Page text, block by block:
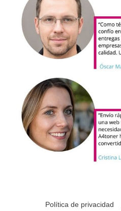
Política de privacidad